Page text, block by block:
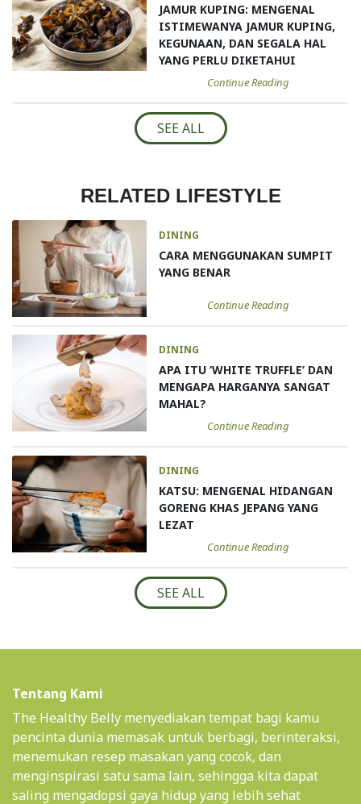
JAMUR KUPING: MENGENAL
ISTIMEWANYA JAMUR KUPING,
KEGUNAAN, DAN SEGALA HAL
YANG PERLU DIKETAHUI
Continue Reading
SEE ALL
RELATED LIFESTYLE
DINING
CARA MENGGUNAKAN SUMPIT
YANG BENAR
Continue Reading
DINING
APA ITU ‘WHITE TRUFFLE’ DAN
MENGAPA HARGANYA SANGAT
MAHAL?
Continue Reading
DINING
KATSU: MENGENAL HIDANGAN
GORENG KHAS JEPANG YANG
LEZAT
Continue Reading
SEE ALL
Tentang Kami
The Healthy Belly menyediakan tempat bagi kamu
pencinta dunia memasak untuk berbagi, berinteraksi,
menemukan resep masakan yang cocok, dan
menginspirasi satu sama lain, sehingga kita dapat
saling mengadopsi gaya hidup yang lebih sehat